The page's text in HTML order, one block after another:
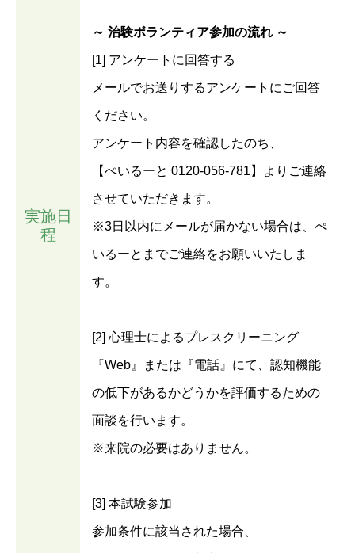
実施日
程
～ 治験ボランティア参加の流れ ～
[1] アンケートに回答する
メールでお送りするアンケートにご回答
ください。
アンケート内容を確認したのち、
【ぺいるーと 0120-056-781】よりご連絡
させていただきます。
※3日以内にメールが届かない場合は、ぺ
いるーとまでご連絡をお願いいたしま
す。
[2] 心理士によるプレスクリーニング
『Web』または『電話』にて、認知機能
の低下があるかどうかを評価するための
面談を行います。
※来院の必要はありません。
[3] 本試験参加
参加条件に該当された場合、